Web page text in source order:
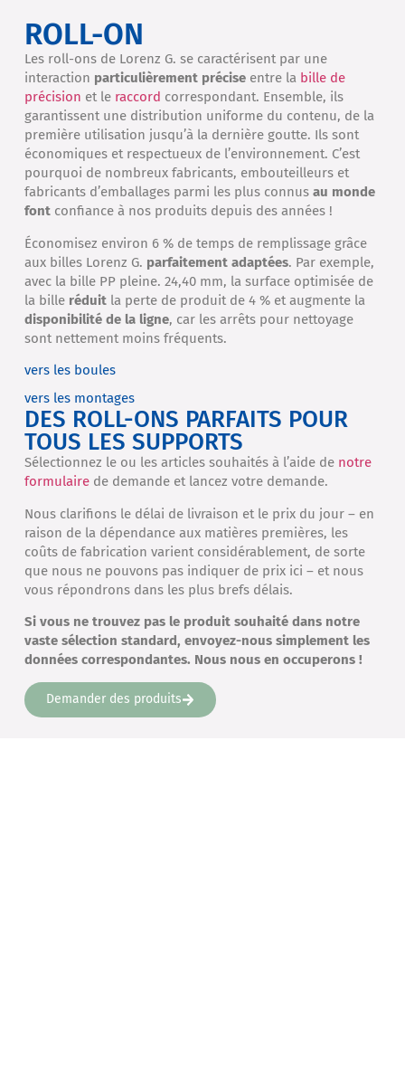
ROLL-ON
Les roll-ons de Lorenz G. se caractérisent par une
interaction particulièrement préciseentre la bille de
précision et le raccord correspondant. Ensemble, ils
garantissent une distribution uniforme du contenu, de la
première utilisation jusqu’à la dernière goutte. Ils sont
économiques et respectueux de l’environnement. C’est
pourquoi de nombreux fabricants, embouteilleurs et
fabricants d’emballages parmi les plus connus au monde
font confiance à nos produits depuis des années !
Économisez environ 6 % de temps de remplissage grâce
aux billes Lorenz G. parfaitement adaptées. Par exemple,
avec la bille PP pleine. 24,40 mm, la surface optimisée de
la bille réduit la perte de produit de 4 % et augmente la
disponibilité de la ligne, car les arrêts pour nettoyage
sont nettement moins fréquents.
vers les boules
vers les montages
DES ROLL-ONS PARFAITS POUR
TOUS LES SUPPORTS
Sélectionnez le ou les articles souhaités à l’aide de notre
formulairede demande et lancez votre demande.
Nous clarifions le délai de livraison et le prix du jour – en
raison de la dépendance aux matières premières, les
coûts de fabrication varient considérablement, de sorte
que nous ne pouvons pas indiquer de prix ici – et nous
vous répondrons dans les plus brefs délais.
Si vous ne trouvez pas le produit souhaité dans notre
vaste sélection standard, envoyez-nous simplement les
données correspondantes. Nous nous en occuperons !
Demander des produits